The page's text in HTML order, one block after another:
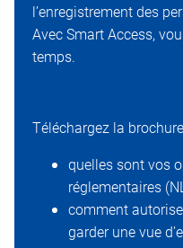
l’enregistrement des
Avec Smart Access,
temps.
Téléchargez la
quelles sont vos
réglementaires
comment
garder une vue